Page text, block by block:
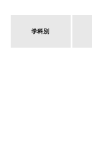
学科別